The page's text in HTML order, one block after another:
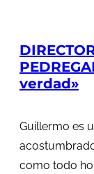
verdad»
Guillermo es
como todo